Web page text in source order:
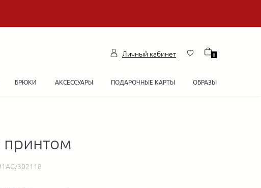
Личный кабинет 0
БРЮКИ АКСЕССУАРЫ ПОДАРОЧНЫЕ КАРТЫ ОБРАЗЫ
принтом
302118